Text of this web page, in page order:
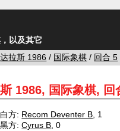
以及其它
达拉斯 1986 / 国际象棋 / 回合 5
1986, 国际象棋, 回
白方: Recom Deventer B , 1
黑方:Cyrus B , 0